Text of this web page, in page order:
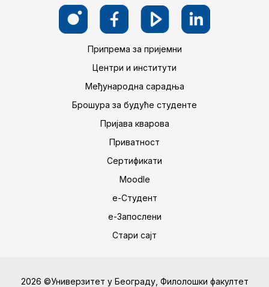
Припрема за пријемни
Центри и институти
Међународна сарадња
Брошура за будуће студенте
Пријава кварова
Приватност
Сертификати
Moodle
е-Студент
е-Запослени
Стари сајт
2026 ©Универзитет у Београду, Филолошки факултет